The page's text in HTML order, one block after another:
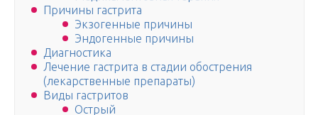
Причины гастрита
Экзогенные причины
Эндогенные причины
Диагностика
Лечение гастрита в стадии обострения
(лекарственные препараты)
Виды гастритов
Острый